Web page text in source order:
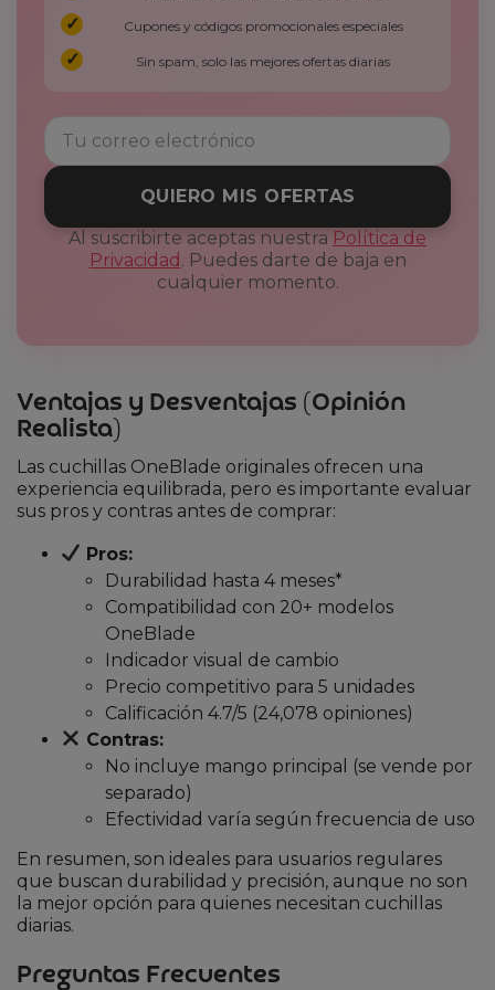
Cupones y códigos promocionales especiales
Sin spam, solo las mejores ofertas diarias
QUIERO MIS OFERTAS
Al suscribirte aceptas nuestra Política de
Privacidad . Puedes darte de baja en
cualquier momento.
Ventajas y Desventajas (Opinión
Realista)
Las cuchillas OneBlade originales ofrecen una
experiencia equilibrada, pero es importante evaluar
sus pros y contras antes de comprar:
Pros:
Durabilidad hasta 4 meses*
Compatibilidad con 20+ modelos
OneBlade
Indicador visual de cambio
Precio competitivo para 5 unidades
Calificación 4.7/5 (24,078 opiniones)
Contras:
No incluye mango principal (se vende por
separado)
Efectividad varía según frecuencia de uso
En resumen, son ideales para usuarios regulares
que buscan durabilidad y precisión, aunque no son
la mejor opción para quienes necesitan cuchillas
diarias.
Preguntas Frecuentes